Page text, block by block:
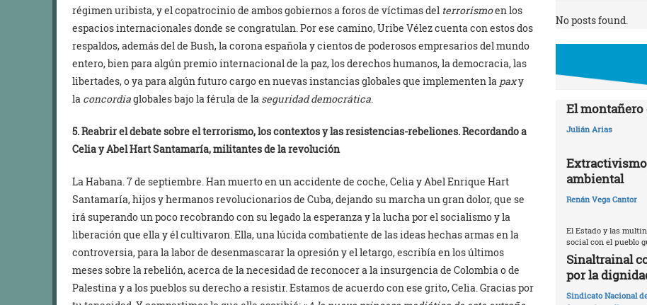
régimen uribista, y el copatrocinio de ambos gobiernos a foros de víctimas del terrorismoen los
espacios internacionales donde se congratulan. Por ese camino, Uribe Vélez cuenta con estos dos
respaldos, además del de Bush, la corona española y cientos de poderosos empresarios del mundo
entero, bien para algún premio internacional de la paz, los derechos humanos, la democracia, las
libertades, o ya para algún futuro cargo en nuevas instancias globales que implementen la paxy
la concordiaglobales bajo la férula de la seguridad democrática
5. Reabrir el debate sobre el terrorismo, los contextos y las resistencias-rebeliones. Recordando a
Celia y Abel Hart Santamaría, militantes de la revolución
La Habana. 7 de septiembre. Han muerto en un accidente de coche, Celia y Abel Enrique Hart
Santamaría, hijos y hermanos revolucionarios de Cuba, dejando su marcha un gran dolor, que se
irá superando un poco recobrando con su legado la esperanza y la lucha por el socialismo y la
liberación que ella y él cultivaron. Ella, una lúcida combatiente de las ideas hechas armas en la
controversia, para la labor de desenmascarar la opresión y el letargo, escribía en los últimos
meses sobre la rebelión, acerca de la necesidad de reconocer a la insurgencia de Colombia o de
Palestina y a los pueblos su derecho a resistir. Estamos de acuerdo con ese grito, Celia. Gracias por
No posts found.
El
Julián Arias
ambiental
Renán Vega Cantor
El Estado y las
social con el pueblo
Sinaltrainal
por la
Sindicato Nacional